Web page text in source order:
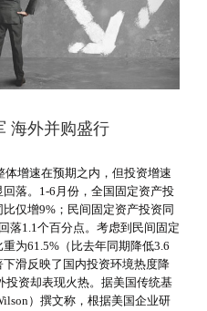
海外并购盛行
增速在预期之内，但投资增速
落。1-6月份，全国固定资产投
仅增9%；民间固定资产投资同
落1.1个百分点。考虑到民间固定
为61.5%（比去年同期降低3.6
滑反映了国内投资环境热度降
投资却表现火热。据美国传统基
）撰文称，根据美国企业研